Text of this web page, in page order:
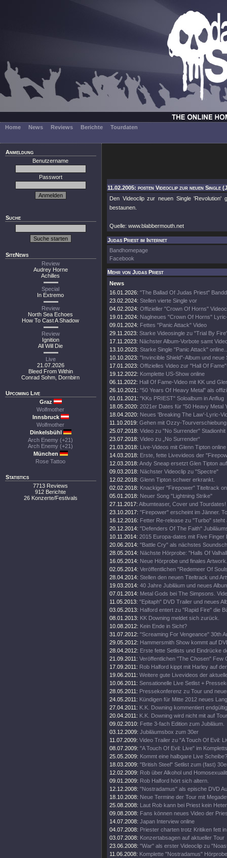
Home News Reviews Berichte Tourdaten
Anmeldung
Benutzername
Passwort
Suche
SiteNews
Review
Audrey Horne
Achilles
Special
In Extremo
Review
North Sea Echoes
How To Cast A Shadow
Review
Ignition
All Will Die
Live
21.07.2026
Bleed From Within
Conrad Sohm, Dornbirn
Upcoming Live
Graz
Wolfmother
Innsbruck
Wolfmother
Dinkelsbühl
Arch Enemy (+21)
Arch Enemy (+21)
München
Rose Tattoo
Statistics
7713 Reviews
912 Berichte
26 Konzerte/Festivals
11.02.2005: posten Videoclip zur neuen Single
Den Videoclip zur neuen Single 'Revolution'
bestaunen.
Quelle: www.blabbermouth.net
Judas Priest im Internet
Bandhomepage
Facebook
Mehr von Judas Priest
News
16.01.2026: "The Ballad Of Judas Priest"
23.02.2024: Stellen vierte Single vor
04.02.2024: Offizieller "Crown Of Horns"
19.01.2024: Naglneues "Crown Of Horns"
09.01.2024: Fettes "Panic Attack" Video
29.11.2023: Starke Videosingle zu "Trial By
17.11.2023: Nächster Album-Vorbote samt
13.10.2023: Starke Single "Panic Attack"
10.10.2023: "Invincible Shield"-Album und neue
17.01.2023: Offizielles Video zur "Hall Of
19.12.2022: Komplette US-Show online
06.11.2022: Hall Of Fame-Video mit KK und
26.10.2021: "50 Years Of Heavy Metal" als
01.01.2021: "KKs PRIEST" Soloalbum in Anflug
18.05.2020: 2021er Dates für "50 Heavy Metal
18.04.2020: Neues 'Breaking The Law'-Lyric-
11.10.2019: Gehen mit Ozzy-
25.07.2018: Video zu "No Surrender" Stadionhit
23.07.2018: Video zu „No Surrender“
21.03.2018: Live-Videos mit Glenn Tipton online
14.03.2018: Erste, fette Livevideos der
12.03.2018: Andy Sneap ersetzt Glen Tipton
09.03.2018: Nächster Videoclip zu "Spectre"
12.02.2018: Glenn Tipton schwer erkrankt.
02.02.2018: Knackiger "Firepower" Titeltrack
05.01.2018: Neuer Song "Lightning Strike"
27.11.2017: Albumteaser, Cover und Tourdates!
23.10.2017: "Firepower" erscheint im Jänner.
16.12.2016: Fetter Re-release zu "Turbo" steht
20.12.2014: "Defenders Of The Faith"
10.11.2014: 2015 Europa-dates mit Five Finger
20.06.2014: "Battle Cry" als nächstes
28.05.2014: Nächste Hörprobe: "Halls Of
16.05.2014: Neue Hörprobe und finales Artwork.
02.05.2014: Veröffentlichen "Redemeer Of
28.04.2014: Stellen den neuen Titeltrack und
19.03.2014: 40 Jahre Jubiläum und neues
07.01.2014: Metal Gods bei The Simpsons.
11.05.2013: "Epitaph" DVD Trailer und neues
03.05.2013: Halford entert zu "Rapid Fire" die
08.01.2013: KK Downing meldet sich zurück.
10.08.2012: Kein Ende in Sicht?
31.07.2012: "Screaming For Vengeance" 30th
29.05.2012: Hammersmith Show kommt auf
28.04.2012: Erste fette Setlists und Eindrücke
21.09.2011: Veröffentlichen "The Chosen" Few
17.09.2011: Rob Halford kippt mit Harley auf
19.06.2011: Weitere gute Livevideos der
10.06.2011: Sensationelle Live Setlist +
28.05.2011: Pressekonferenz zu Tour und
24.05.2011: Kündigen für Mitte 2012 neues
27.04.2011: K.K. Downing kommentiert
20.04.2011: K.K. Downing wird nicht mit auf
09.02.2010: Fette 3-fach Edition zum Jubiläum.
03.12.2009: Jubiläumsbox zum 30er
11.07.2009: Video Trailer zu "A Touch Of Evil:
08.07.2009: "A Touch Of Evil: Live" im
25.05.2009: Kommt eine halbgare Live Scheibe?
18.03.2009: "British Steel" Setlist zum (fast)
12.02.2009: Rob über Alkohol und
09.01.2009: Rob Halford hört sich altern.
12.12.2008: "Nostradamus" als epische DVD
18.10.2008: Neue Termine der Tour mit
25.08.2008: Laut Rob kann bei Priest kein
09.08.2008: Fans können neues Video der
14.07.2008: Japan Interview online
04.07.2008: Priester charten trotz Kritiken fett
03.07.2008: Konzertabsagen auf aktueller Tour
23.06.2008: "War" als erster Videoclip zu
11.06.2008: Komplette "Nostradamus"